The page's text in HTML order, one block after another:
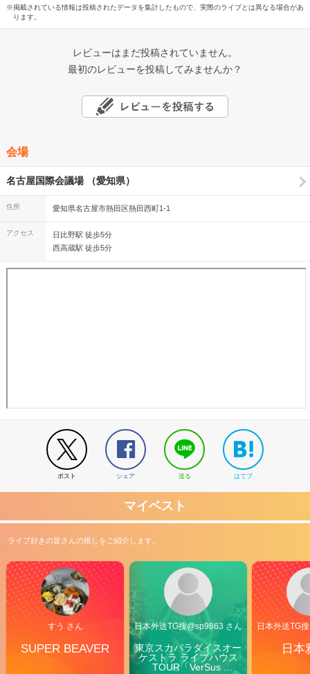
※掲載されている情報は投稿されたデータを集計したもので、実際のライブとは異なる場合があ
ります。
レビューはまだ投稿されていません。
最初のレビューを投稿してみませんか？
会場
名古屋国際会議場 （愛知県）
住所 愛知県名古屋市熱田区熱田西町1-1
アクセス
日比野駅 徒歩5分
西高蔵駅 徒歩5分
ポスト シェア 送る はてブ
マイベスト
ライブ好きの皆さんの推しをご紹介します。
すう さん
SUPER BEAVER
日本外送TG搜@sp9863 さん
東京スカパラダイスオー
ケストラ ライブハウス
TOUR「VerSus
日本外送TG
日本